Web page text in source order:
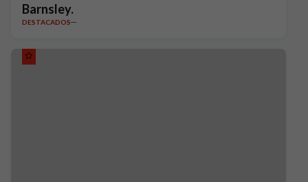
Barnsley.
DESTACADOS